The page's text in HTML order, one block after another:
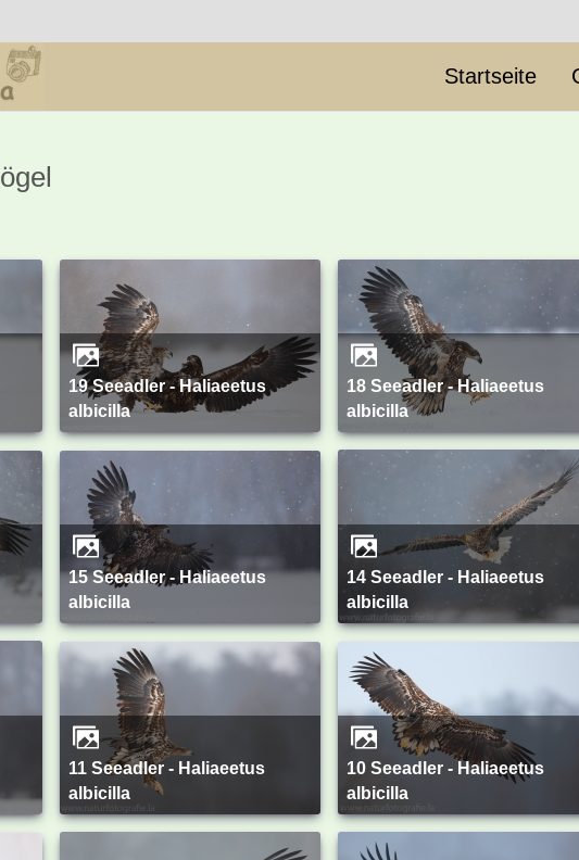
Startseite
19 Seeadler - Haliaeetus
albicilla
18 Seeadler - Haliaeetus
albicilla
15 Seeadler - Haliaeetus
albicilla
14 Seeadler - Haliaeetus
albicilla
11 Seeadler - Haliaeetus
albicilla
10 Seeadler - Haliaeetus
albicilla